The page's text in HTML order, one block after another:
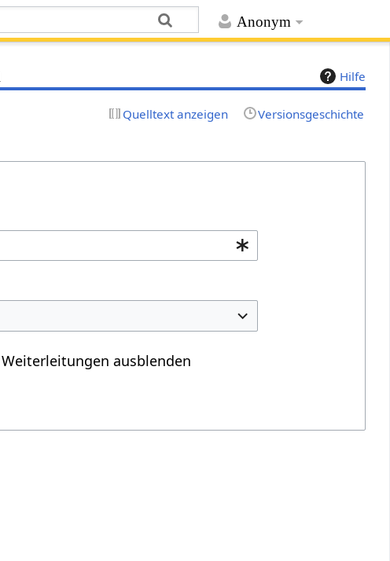
Anonym
Hilfe
Quelltext anzeigen Versionsgeschichte
Weiterleitungen ausblenden